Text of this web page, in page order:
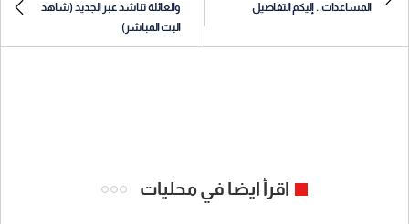
المساعدات.. إليكم التفاصيل
والعائلة تناشد عبر الجديد (شاهد
البث المباشر)
اقرأ ايضا في محليات